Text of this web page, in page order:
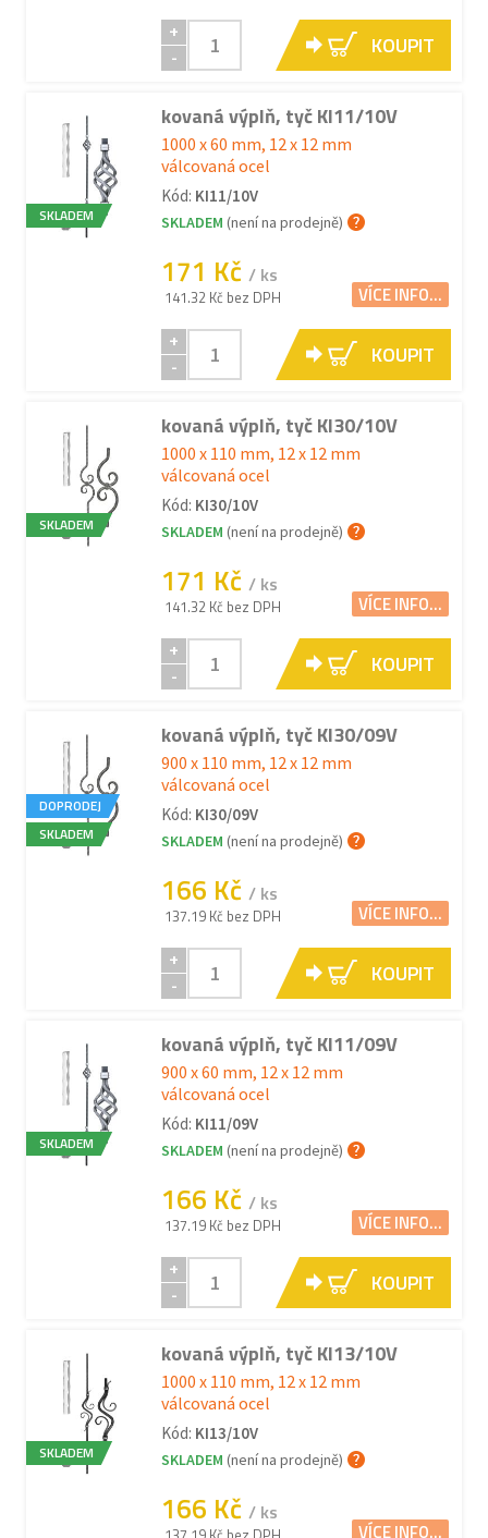
+
-
KOUPIT
SKLADEM
kovaná výplň, tyč KI11/10V
1000 x 60 mm, 12 x 12 mm
válcovaná ocel
Kód: KI11/10V
SKLADEM (není na prodejně)
171 Kč / ks
141.32 Kč bez DPH VÍCE INFO...
+
-
KOUPIT
SKLADEM
kovaná výplň, tyč KI30/10V
1000 x 110 mm, 12 x 12 mm
válcovaná ocel
Kód: KI30/10V
SKLADEM (není na prodejně)
171 Kč / ks
141.32 Kč bez DPH VÍCE INFO...
+
-
KOUPIT
DOPRODEJ
SKLADEM
kovaná výplň, tyč KI30/09V
900 x 110 mm, 12 x 12 mm
válcovaná ocel
Kód: KI30/09V
SKLADEM (není na prodejně)
166 Kč / ks
137.19 Kč bez DPH VÍCE INFO...
+
-
KOUPIT
SKLADEM
kovaná výplň, tyč KI11/09V
900 x 60 mm, 12 x 12 mm
válcovaná ocel
Kód: KI11/09V
SKLADEM (není na prodejně)
166 Kč / ks
137.19 Kč bez DPH VÍCE INFO...
+
-
KOUPIT
SKLADEM
kovaná výplň, tyč KI13/10V
1000 x 110 mm, 12 x 12 mm
válcovaná ocel
Kód: KI13/10V
SKLADEM (není na prodejně)
166 Kč / ks
VÍCE INFO...